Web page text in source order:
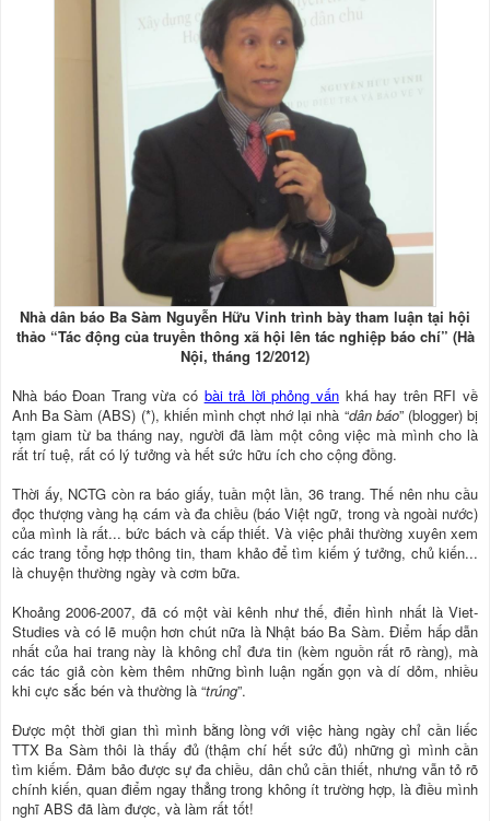
Nhà dân báo Ba Sàm Nguyễn Hữu Vinh trình bày tham luận tại hội
thảo “Tác động của truyền thông xã hội lên tác nghiệp báo chí” (Hà
Nội, tháng 12/2012)
Nhà báo Đoan Trang vừa có bài trả lời phỏng vấn khá hay trên RFI về
Anh Ba Sàm (ABS) (*), khiến mình chợt nhớ lại nhà “dân báo” (blogger) bị
tạm giam từ ba tháng nay, người đã làm một công việc mà mình cho là
rất trí tuệ, rất có lý tưởng và hết sức hữu ích cho cộng đồng.
Thời ấy, NCTG còn ra báo giấy, tuần một lần, 36 trang. Thế nên nhu cầu
đọc thượng vàng hạ cám và đa chiều (báo Việt ngữ, trong và ngoài nước)
của mình là rất... bức bách và cấp thiết. Và việc phải thường xuyên xem
các trang tổng hợp thông tin, tham khảo để tìm kiếm ý tưởng, chủ kiến...
là chuyện thường ngày và cơm bữa.
Khoảng 2006-2007, đã có một vài kênh như thế, điển hình nhất là Viet-
Studies và có lẽ muộn hơn chút nữa là Nhật báo Ba Sàm. Điểm hấp dẫn
nhất của hai trang này là không chỉ đưa tin (kèm nguồn rất rõ ràng), mà
các tác giả còn kèm thêm những bình luận ngắn gọn và dí dỏm, nhiều
khi cực sắc bén và thường là “trúng”.
Được một thời gian thì mình bằng lòng với việc hàng ngày chỉ cần liếc
TTX Ba Sàm thôi là thấy đủ (thậm chí hết sức đủ) những gì mình cần
tìm kiếm. Đảm bảo được sự đa chiều, dân chủ cần thiết, nhưng vẫn tỏ rõ
chính kiến, quan điểm ngay thẳng trong không ít trường hợp, là điều mình
nghĩ ABS đã làm được, và làm rất tốt!